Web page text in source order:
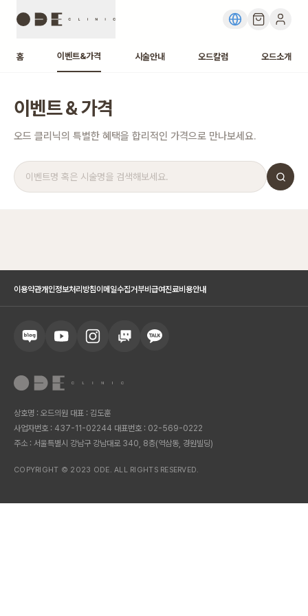
홈 이벤트&가격 시술안내 오드칼럼 오드소개
이벤트 & 가격
오드 클리닉의 특별한 혜택을 합리적인 가격으로 만나보세요.
이용약관개인정보처리방침이메일수집거부비급여진료비용안내
상호명 : 오드의원 대표 : 김도훈
사업자번호 : 437-11-02244 대표번호 : 02-569-0222
주소 : 서울특별시 강남구 강남대로 340, 8층(역삼동, 경원빌딩)
COPYRIGHT © 2023 ODE. ALL RIGHTS RESERVED.